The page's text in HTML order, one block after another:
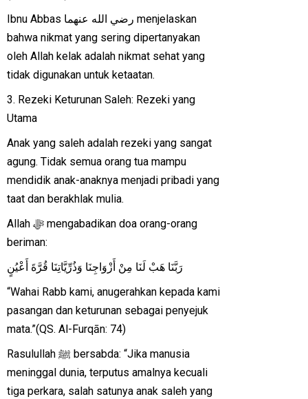
Ibnu Abbas رضي الله عنهما menjelaskan
bahwa nikmat yang sering dipertanyakan
oleh Allah kelak adalah nikmat sehat yang
tidak digunakan untuk ketaatan.
3. Rezeki Keturunan Saleh: Rezeki yang
Utama
Anak yang saleh adalah rezeki yang sangat
agung. Tidak semua orang tua mampu
mendidik anak-anaknya menjadi pribadi yang
taat dan berakhlak mulia.
Allah ﷻ mengabadikan doa orang-orang
beriman:
رَبَّنَا هَبْ لَنَا مِنْ أَزْوَاجِنَا وَذُرِّيَّاتِنَا قُرَّةَ أَعْيُنٍ
“Wahai Rabb kami, anugerahkan kepada kami
pasangan dan keturunan sebagai penyejuk
mata.”(QS. Al-Furqān: 74)
Rasulullah ﷺ bersabda: “Jika manusia
meninggal dunia, terputus amalnya kecuali
tiga perkara, salah satunya anak saleh yang